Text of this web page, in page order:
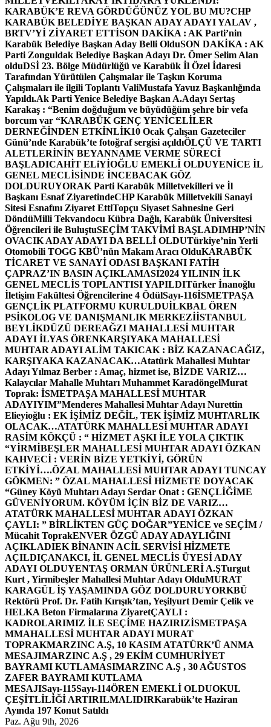
KARABÜK’E REVA GÖRDÜĞÜNÜZ YOL BU MU?CHP
KARABÜK BELEDİYE BAŞKAN ADAY ADAYI YALAV ,
BRTV’Yİ ZİYARET ETTİSON DAKİKA : AK Parti’nin
Karabük Belediye Başkan Aday Belli OlduSON DAKİKA : AK
Parti Zonguldak Belediye Başkan Adayı Dr. Ömer Selim Alan
olduDSİ 23. Bölge Müdürlüğü ve Karabük İl Özel İdaresi
Tarafından Yürütülen Çalışmalar ile Taşkın Koruma
Çalışmaları ile ilgili Toplantı ValiMustafa Yavuz Başkanlığında
Yapıldı.Ak Parti Yenice Belediye Başkan A.Adayı Sertaş
Karakaş : “Benim doğduğum ve büyüdüğüm şehre bir vefa
borcum var “KARABÜK GENÇ YENİCELİLER
DERNEĞİNDEN ETKİNLİK10 Ocak Çalışan Gazeteciler
Günü’nde Karabük’te fotoğraf sergisi açıldıÖLÇÜ VE TARTI
ALETLERİNİN BEYANNAME VERME SÜRECİ
BAŞLADICAHİT ELiYİOĞLU EMEKLİ OLDUYENİCE İL
GENEL MECLİSİNDE İNCEBACAK GÖZ
DOLDURUYORAK Parti Karabük Milletvekilleri ve İl
Başkanı Esnaf ZiyaretindeCHP Karabük Milletvekili Sanayi
Sitesi Esnafını Ziyaret EttiTopçu Siyaset Sahnesine Geri
DöndüMilli Tekvandocu Kübra Dağlı, Karabük Üniversitesi
Öğrencileri ile BuluştuSEÇİM TAKVİMİ BAŞLADIMHP’NİN
OVACIK ADAY ADAYI DA BELLİ OLDUTürkiye’nin Yerli
Otomobili TOGG KBÜ’nün Makam Aracı OlduKARABÜK
TİCARET VE SANAYİ ODASI BAŞKANI FATİH
ÇAPRAZ’IN BASIN AÇIKLAMASI2024 YILININ İLK
GENEL MECLİS TOPLANTISI YAPILDITürker İnanoğlu
İletişim Fakültesi Öğrencilerine 4 ÖdülSayı-116İSMETPAŞA
GENÇLİK PLATFORMU KURULDUİLKBAL ÖREN
PSİKOLOG VE DANIŞMANLIK MERKEZİİSTANBUL
BEYLİKDÜZÜ DEREAĞZI MAHALLESİ MUHTAR
ADAYI İLYAS ÖRENKARŞIYAKA MAHALLESİ
MUHTAR ADAYI ALİM TAKICAK : BİZ KAZANACAĞIZ,
KARŞIYAKA KAZANACAK…Atatürk Mahallesi Muhtar
Adayı Yılmaz Berber : Amaç, hizmet ise, BİZDE VARIZ…
Kalaycılar Mahalle Muhtarı Muhammet KaradöngelMurat
Toprak: İSMETPAŞA MAHALLESİ MUHTAR
ADAYIYIM”Menderes Mahallesi Muhtar Adayı Nurettin
Elieyioğlu : EK İŞİMİZ DEĞİL, TEK İŞİMİZ MUHTARLIK
OLACAK…ATATÜRK MAHALLESİ MUHTAR ADAYI
RASİM KÖKÇÜ : “ HİZMET AŞKI İLE YOLA ÇIKTIK
“YİRMİBEŞLER MAHALLESİ MUHTAR ADAYI ÖZKAN
KAHVECİ : VERİN BİZE YETKİYİ, GÖRÜN
ETKİYİ….ÖZAL MAHALLESİ MUHTAR ADAYI TUNCAY
GÖKMEN: ” ÖZAL MAHALLESİ HİZMETE DOYACAK
“Güney Köyü Muhtarı Adayı Serdar Onat : GENÇLİĞİME
GÜVENİYORUM. KÖYÜM İÇİN BİZ DE VARIZ…
ATATÜRK MAHALLESİ MUHTAR ADAYI ÖZKAN
ÇAYLI: ” BİRLİKTEN GÜÇ DOĞAR”YENİCE ve SEÇİM /
Mücahit ToprakENVER ÖZGÜ ADAY ADAYLIĞINI
AÇIKLADIEK BİNANIN ACİL SERVİSİ HİZMETE
AÇILDIÇANAKCI, İL GENEL MECLİS ÜYESİ ADAY
ADAYI OLDUYENTAŞ ORMAN ÜRÜNLERİ A.ŞTurgut
Kurt , Yirmibeşler Mahallesi Muhtar Adayı OlduMURAT
KARAGÜL İŞ YAŞAMINDA GÖZ DOLDURUYORKBÜ
Rektörü Prof. Dr. Fatih Kırışık’tan, Yeşilyurt Demir Çelik ve
HELKA Beton Firmalarına ZiyaretÇAYLI :
KADROLARIMIZ İLE SEÇİME HAZIRIZİSMETPAŞA
MMAHALLESİ MUHTAR ADAYI MURAT
TOPRAKMARZINC A.Ş, 10 KASIM ATATÜRK’Ü ANMA
MESAJIMARZINC A.Ş , 29 EKİM CUMHURİYET
BAYRAMI KUTLAMASIMARZINC A.Ş , 30 AĞUSTOS
ZAFER BAYRAMI KUTLAMA
MESAJISayı-115Sayı-114ÖREN EMEKLİ OLDUOKUL
ÇEŞİTLİLİĞİ ARTIRILMALIDIRKarabük’te Haziran
Ayında 197 Konut Satıldı
Paz. Ağu 9th, 2026